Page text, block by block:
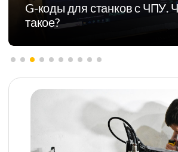
ТОП-5 российских
фрезерных станков с ЧПУ